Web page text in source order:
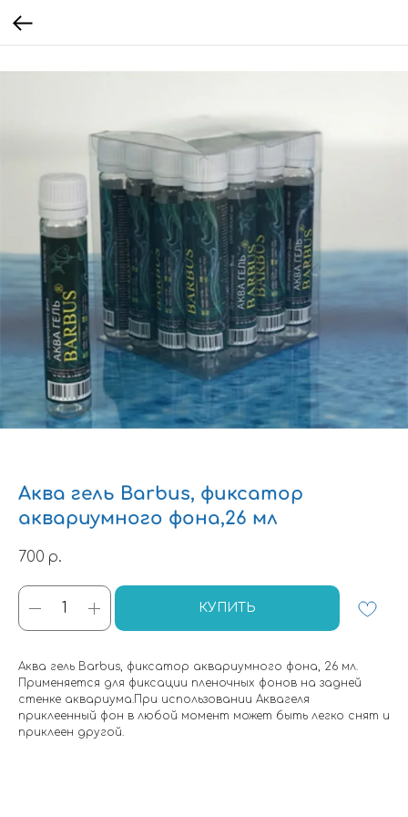
Аква гель Barbus, фиксатор
аквариумного фона,26 мл
700 р.
КУПИТЬ
Аква гель Barbus, фиксатор аквариумного фона, 26 мл.
Применяется для фиксации пленочных фонов на задней
стенке аквариума.При использовании Аквагеля
приклеенный фон в любой момент может быть легко снят и
приклеен другой.